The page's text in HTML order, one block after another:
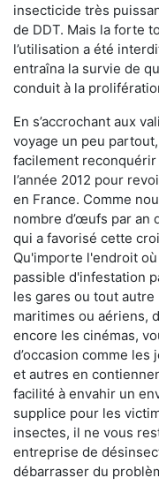
insecticide très
de DDT. Mais la forte
l’utilisation a été
entraîna la survie de
conduit à la
En s’accrochant aux
voyage un peu
facilement
l’année 2012 pour
en France. Comme
nombre d’œufs par an
qui a favorisé cette
Qu'importe l'endroit
passible d'infestation
les gares ou tout
maritimes ou aériens,
encore les cinémas,
d’occasion comme
et autres en
facilité à envahir un
supplice pour les
insectes, il ne vous
entreprise de
débarrasser du